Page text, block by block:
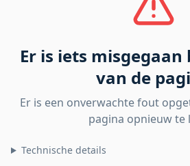
Er is iets
van de
Er is een onverwachte fout
pagina opnieuw te
Technische details